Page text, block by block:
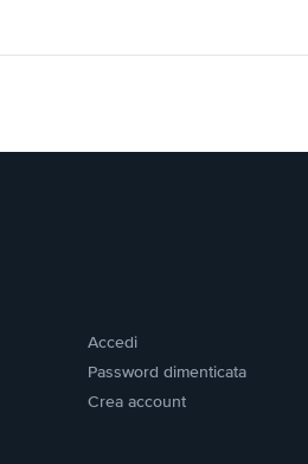
Accedi
Password dimenticata
Crea account